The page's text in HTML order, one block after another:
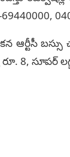
69440000,
ఆర్టీసీ బస్సు
8, సూపర్